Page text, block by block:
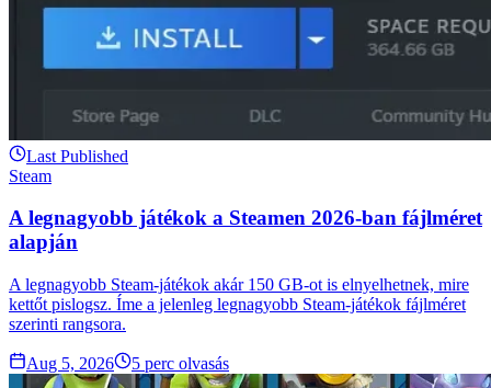
Last Published
Steam
A legnagyobb játékok a Steamen 2026-ban fájlméret
alapján
A legnagyobb Steam-játékok akár 150 GB-ot is elnyelhetnek, mire
kettőt pislogsz. Íme a jelenleg legnagyobb Steam-játékok fájlméret
szerinti rangsora.
Aug 5, 2026 5 perc olvasás